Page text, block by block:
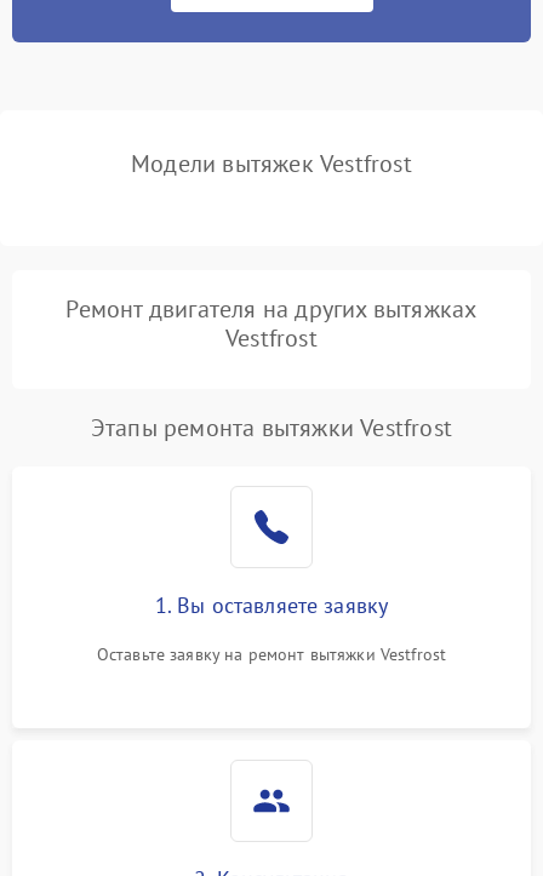
Модели вытяжек Vestfrost
Ремонт двигателя на других вытяжках
Vestfrost
Этапы ремонта вытяжки Vestfrost
1. Вы оставляете заявку
Оставьте заявку на ремонт вытяжки Vestfrost